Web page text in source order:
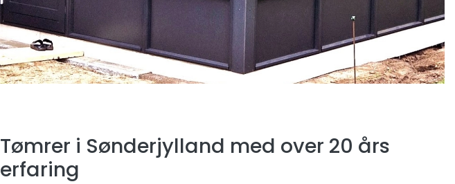
Tømrer i Sønderjylland med over 20 års
erfaring